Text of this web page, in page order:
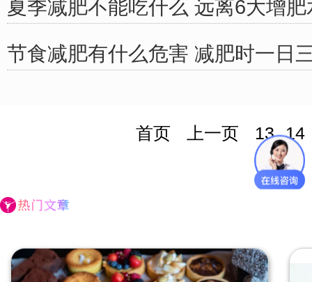
夏季减肥不能吃什么 远离6大增肥
节食减肥有什么危害 减肥时一日
首页 上一页 13 14